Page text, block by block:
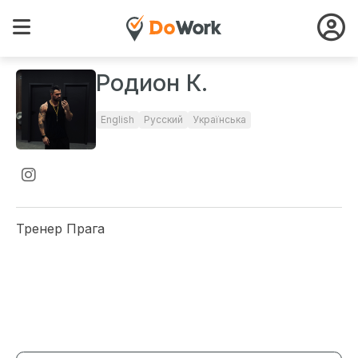
Родион К.
English Русский Українська
Тренер Прага